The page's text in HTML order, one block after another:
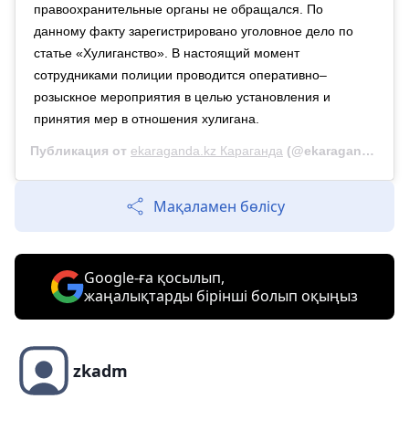
правоохранительные органы не обращался. По
данному факту зарегистрировано уголовное дело по
статье «Хулиганство». В настоящий момент
сотрудниками полиции проводится оперативно–
розыскное мероприятия в целью установления и
принятия мер в отношения хулигана.
Публикация от ekaraganda.kz Караганда (@ekaraganda.kz)
Мақаламен бөлісу
Google-ға қосылып,
жаңалықтарды бірінші болып оқыңыз
zkadm